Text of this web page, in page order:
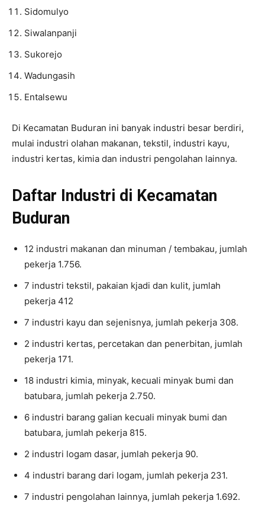
Sidomulyo
Siwalanpanji
Sukorejo
Wadungasih
Entalsewu
Di Kecamatan Buduran ini banyak industri besar berdiri,
mulai industri olahan makanan, tekstil, industri kayu,
industri kertas, kimia dan industri pengolahan lainnya.
Daftar Industri di Kecamatan
Buduran
12 industri makanan dan minuman / tembakau, jumlah
pekerja 1.756.
7 industri tekstil, pakaian kjadi dan kulit, jumlah
pekerja 412
7 industri kayu dan sejenisnya, jumlah pekerja 308.
2 industri kertas, percetakan dan penerbitan, jumlah
pekerja 171.
18 industri kimia, minyak, kecuali minyak bumi dan
batubara, jumlah pekerja 2.750.
6 industri barang galian kecuali minyak bumi dan
batubara, jumlah pekerja 815.
2 industri logam dasar, jumlah pekerja 90.
4 industri barang dari logam, jumlah pekerja 231.
7 industri pengolahan lainnya, jumlah pekerja 1.692.